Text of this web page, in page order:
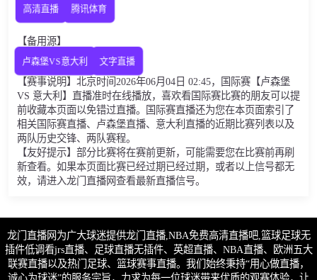
高清直播 腾讯体育
【备用源】
卢森堡VS意大利 文字直播
【赛事说明】北京时间2026年06月04日 02:45，国际赛【卢森堡
VS 意大利】直播准时在线播放，喜欢看国际赛比赛的朋友可以提
前收藏本页面以免错过直播。国际赛直播还为您在本页面索引了
相关国际赛直播、卢森堡直播、意大利直播的近期比赛列表以及
两队历史交锋、两队赛程。
【友好提示】部分比赛将在赛前更新，可能需要您在比赛前再刷
新查看。如果本页面比赛已经过期已经过期，或者以上信号都无
效，请进入龙门直播网查看最新直播信号。
龙门直播网为广大球迷提供龙门直播,NBA免费高清直播吧,篮球足球无
插件低调看jrs直播、足球直播无插件、英超直播、NBA直播、欧洲五大
联赛直播以及热门足球、篮球赛事直播。我们始终秉持“用心做直播，